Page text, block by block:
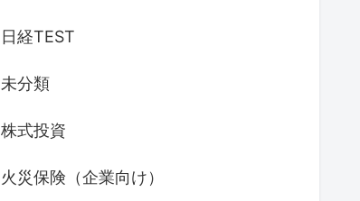
日経TEST
未分類
株式投資
火災保険（企業向け）